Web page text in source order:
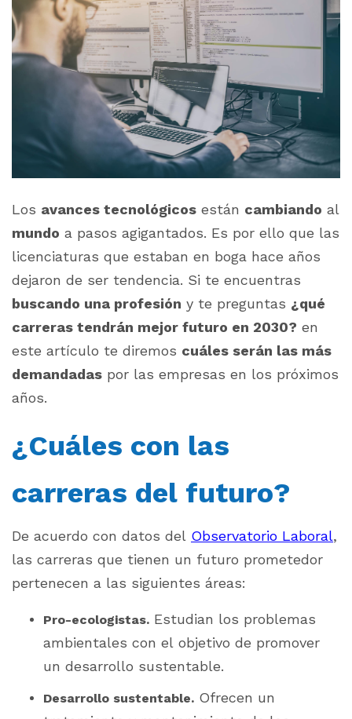
Los avances tecnológicos están cambiando al
mundo a pasos agigantados. Es por ello que las
licenciaturas que estaban en boga hace años
dejaron de ser tendencia. Si te encuentras
buscando una profesión y te preguntas ¿qué
carreras tendrán mejor futuro en 2030? en
este artículo te diremos cuáles serán las más
demandadas por las empresas en los próximos
años.
¿Cuáles con las
carreras del futuro?
De acuerdo con datos del Observatorio Laboral,
las carreras que tienen un futuro prometedor
pertenecen a las siguientes áreas:
Pro-ecologistas. Estudian los problemas
ambientales con el objetivo de promover
un desarrollo sustentable.
Desarrollo sustentable. Ofrecen un